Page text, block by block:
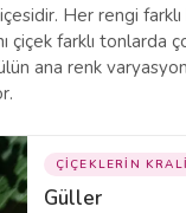
Her rengi
çiçek farklı tonlarda
ana renk
ÇİÇEKLERİN
Güller